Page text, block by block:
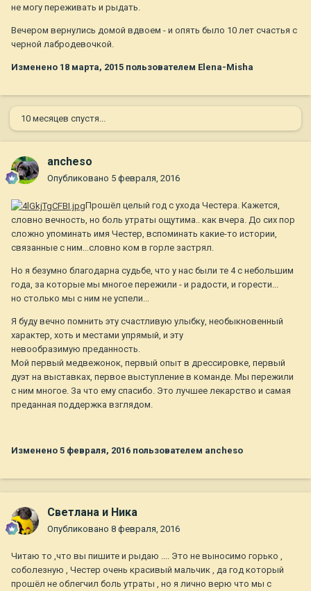
не могу переживать и рыдать.
Вечером вернулись домой вдвоем - и опять было 10 лет счастья с
черной лабродевочкой.
Изменено 18 марта, 2015 пользователем Elena-Misha
10 месяцев спустя...
ancheso
Опубликовано 5 февраля, 2016
Прошёл целый год с ухода Честера. Кажется,
словно вечность, но боль утраты ощутима.. как вчера. До сих пор
сложно упоминать имя Честер, вспоминать какие-то истории,
связанные с ним...словно ком в горле застрял.
Но я безумно благодарна судьбе, что у нас были те 4 с небольшим
года, за которые мы многое пережили - и радости, и горести...
но столько мы с ним не успели...
Я буду вечно помнить эту счастливую улыбку, необыкновенный
характер, хоть и местами упрямый, и эту
невообразимую преданность.
Мой первый медвежонок, первый опыт в дрессировке, первый
дуэт на выставках, первое выступление в команде. Мы пережили
с ним многое. За что ему спасибо. Это лучшее лекарство и самая
преданная поддержка взглядом.
Изменено 5 февраля, 2016 пользователем ancheso
Светлана и Ника
Опубликовано 8 февраля, 2016
Читаю то ,что вы пишите и рыдаю .... Это не выносимо горько ,
соболезную , Честер очень красивый мальчик , да год который
прошёл не облегчил боль утраты , но я лично верю что мы с